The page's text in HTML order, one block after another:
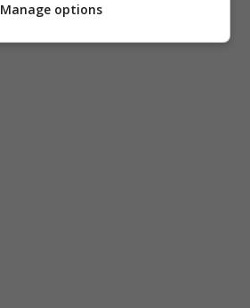
Manage options